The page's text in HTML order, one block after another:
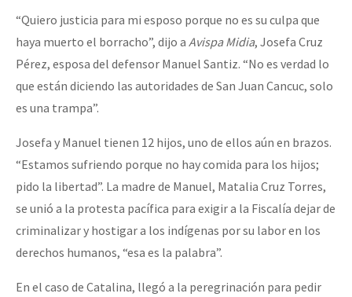
“Quiero justicia para mi esposo porque no es su culpa que
haya muerto el borracho”, dijo a Avispa Midia, Josefa Cruz
Pérez, esposa del defensor Manuel Santiz. “No es verdad lo
que están diciendo las autoridades de San Juan Cancuc, solo
es una trampa”.
Josefa y Manuel tienen 12 hijos, uno de ellos aún en brazos.
“Estamos sufriendo porque no hay comida para los hijos;
pido la libertad”. La madre de Manuel, Matalia Cruz Torres,
se unió a la protesta pacífica para exigir a la Fiscalía dejar de
criminalizar y hostigar a los indígenas por su labor en los
derechos humanos, “esa es la palabra”.
En el caso de Catalina, llegó a la peregrinación para pedir